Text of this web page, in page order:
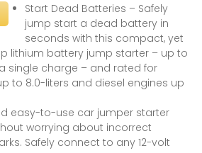
Start Dead Batteries – Safely
jump start a dead battery in
seconds with this compact, yet
lithium battery jump starter – up to
single charge – and rated for
to 8.0-liters and diesel engines up
easy-to-use car jumper starter
worrying about incorrect
Safely connect to any 12-volt